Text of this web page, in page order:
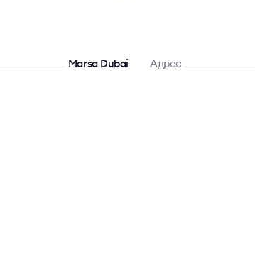
Marsa Dubai Адрес